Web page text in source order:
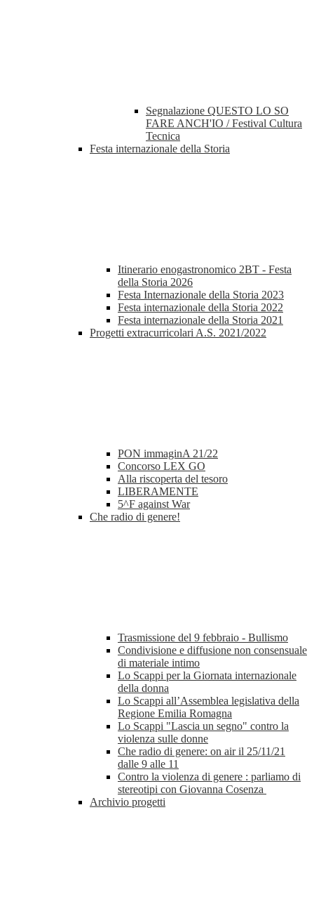
Segnalazione QUESTO LO SO
FARE ANCH'IO / Festival Cultura
Tecnica
Festa internazionale della Storia
Itinerario enogastronomico 2BT - Festa
della Storia 2026
Festa Internazionale della Storia 2023
Festa internazionale della Storia 2022
Festa internazionale della Storia 2021
Progetti extracurricolari A.S. 2021/2022
PON immaginA 21/22
Concorso LEX GO
Alla riscoperta del tesoro
LIBERAMENTE
5^F against War
Che radio di genere!
Trasmissione del 9 febbraio - Bullismo
Condivisione e diffusione non consensuale
di materiale intimo
Lo Scappi per la Giornata internazionale
della donna
Lo Scappi all’Assemblea legislativa della
Regione Emilia Romagna
Lo Scappi "Lascia un segno" contro la
violenza sulle donne
Che radio di genere: on air il 25/11/21
dalle 9 alle 11
Contro la violenza di genere : parliamo di
stereotipi con Giovanna Cosenza
Archivio progetti